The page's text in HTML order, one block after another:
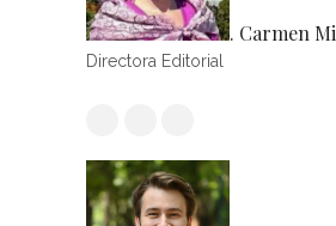
. Carmen
Directora Editorial